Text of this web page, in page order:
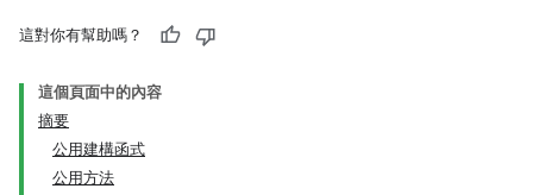
這對你有幫助嗎？
這個頁面中的內容
摘要
公用建構函式
公用方法